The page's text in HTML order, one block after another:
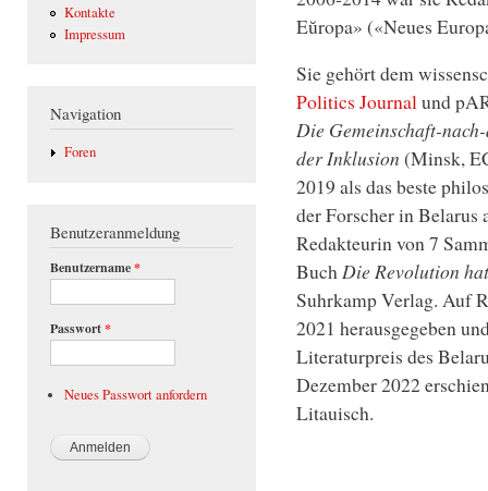
Kontakte
Impressum
Navigation
Foren
Benutzeranmeldung
Benutzername*
Passwort*
Neues Passwort anfordern
Eŭropa» («Neues
Sie gehört dem
Politics Journalund
Die Gemeinschaft-
der Inklusion (Minsk,
2019 als das beste
der Forscher in Belarus
Redakteurin von 7
BuchDie Revolution
Suhrkamp Verlag. Auf
2021 herausgegeben
Literaturpreis des
Dezember 2022
Litauisch.